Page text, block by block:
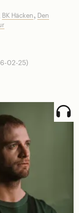
BK Häcken, Den
02-25)